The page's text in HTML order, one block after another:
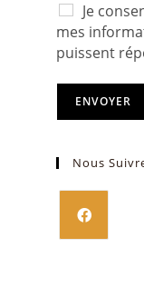
Je
mes
puissent
ENVOYER
Nous